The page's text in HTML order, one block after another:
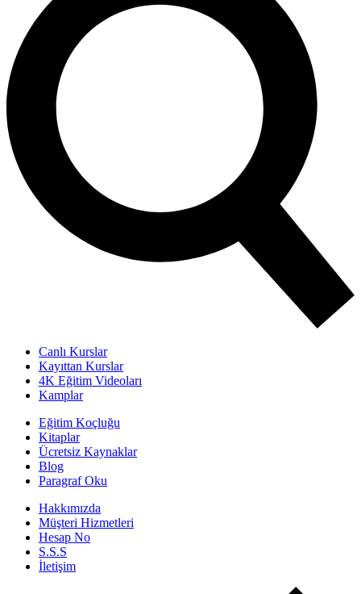
Canlı Kurslar
Kayıttan Kurslar
4K Eğitim Videoları
Kamplar
Eğitim Koçluğu
Kitaplar
Ücretsiz Kaynaklar
Blog
Paragraf Oku
Hakkımızda
Müşteri Hizmetleri
Hesap No
S.S.S
İletişim